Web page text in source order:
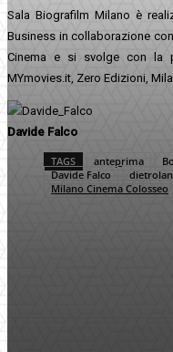
Sala Biografilm Milano è
Business in collaborazione
Cinema e si svolge con la
MYmovies.it, Zero Edizioni,
Davide Falco
TAGS anteprima
Davide Falco
Milano Cinema Colosseo